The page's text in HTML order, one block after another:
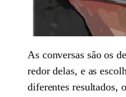
As conversas são os
redor delas, e as
diferentes resultados,